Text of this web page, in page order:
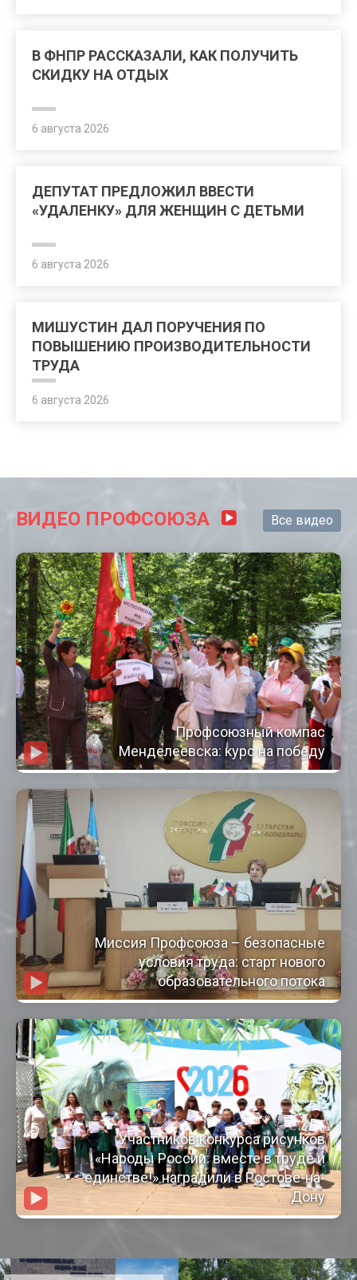
В ФНПР РАССКАЗАЛИ, КАК ПОЛУЧИТЬ
СКИДКУ НА ОТДЫХ
6 августа 2026
ДЕПУТАТ ПРЕДЛОЖИЛ ВВЕСТИ
«УДАЛЕНКУ» ДЛЯ ЖЕНЩИН С ДЕТЬМИ
6 августа 2026
МИШУСТИН ДАЛ ПОРУЧЕНИЯ ПО
ПОВЫШЕНИЮ ПРОИЗВОДИТЕЛЬНОСТИ
ТРУДА
6 августа 2026
ВИДЕО ПРОФСОЮЗА Все видео
Профсоюзный компас
Менделеевска: курс на победу
Миссия Профсоюза – безопасные
условия труда: старт нового
образовательного потока
Участников конкурса рисунков
«Народы России: вместе в труде и
единстве!» наградили в Ростове-на-
Дону